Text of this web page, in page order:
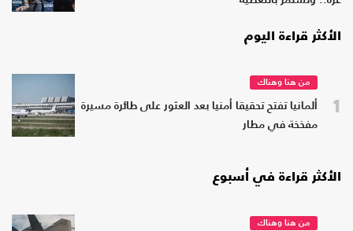
الأكثر قراءة اليوم
1
من هنا وهناك
ألمانيا تفتح تحقيقا أمنيا بعد العثور على طائرة مسيرة
مفخخة في مطار
الأكثر قراءة في أسبوع
من هنا وهناك